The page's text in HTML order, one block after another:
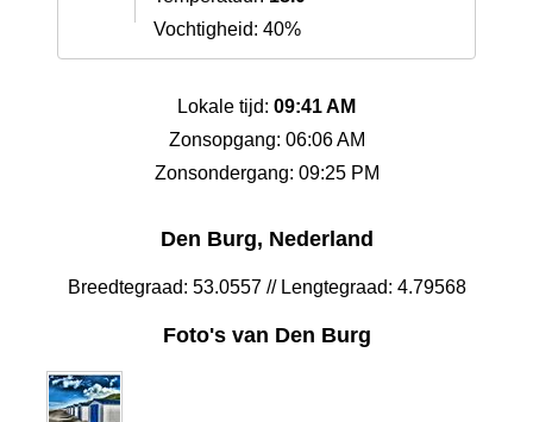
Vochtigheid: 40%
Lokale tijd: 09:41 AM
Zonsopgang: 06:06 AM
Zonsondergang: 09:25 PM
Den Burg, Nederland
Breedtegraad: 53.0557 // Lengtegraad: 4.79568
Foto's van Den Burg